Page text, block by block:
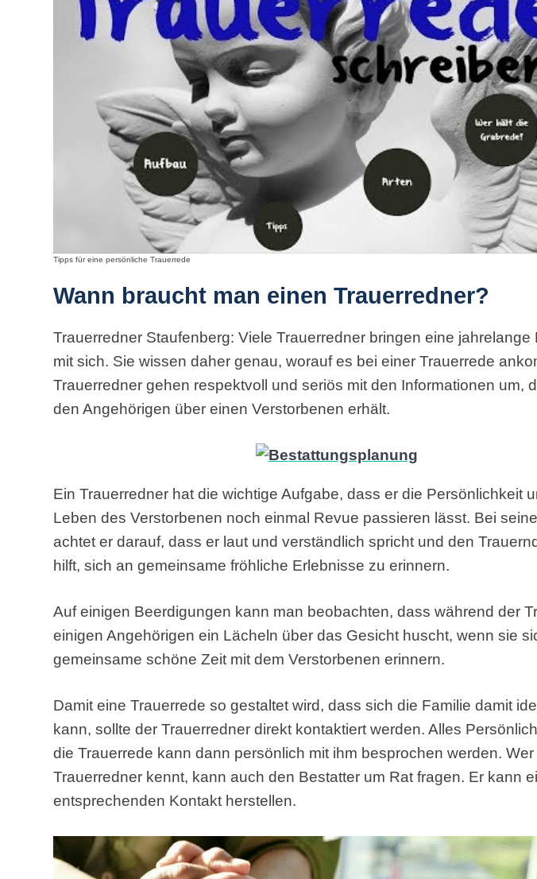
Tipps für eine persönliche Trauerrede
Wann braucht man einen Trauerredner?
Trauerredner Staufenberg: Viele Trauerredner bringen eine jahrelange
mit sich. Sie wissen daher genau, worauf es bei einer Trauerrede
Trauerredner gehen respektvoll und seriös mit den Informationen um,
den Angehörigen über einen Verstorbenen erhält.
Ein Trauerredner hat die wichtige Aufgabe, dass er die Persönlichkeit
Leben des Verstorbenen noch einmal Revue passieren lässt. Bei
achtet er darauf, dass er laut und verständlich spricht und den
hilft, sich an gemeinsame fröhliche Erlebnisse zu erinnern.
Auf einigen Beerdigungen kann man beobachten, dass während der
einigen Angehörigen ein Lächeln über das Gesicht huscht, wenn sie
gemeinsame schöne Zeit mit dem Verstorbenen erinnern.
Damit eine Trauerrede so gestaltet wird, dass sich die Familie damit
kann, sollte der Trauerredner direkt kontaktiert werden. Alles
die Trauerrede kann dann persönlich mit ihm besprochen werden.
Trauerredner kennt, kann auch den Bestatter um Rat fragen. Er kann
entsprechenden Kontakt herstellen.